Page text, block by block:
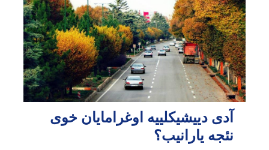
آدی دییشیکلییه اوغرامایان خوی
نئجه یارانیب؟